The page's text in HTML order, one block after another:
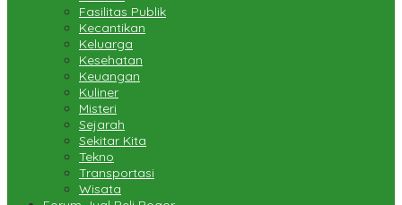
Fasilitas Publik
Kecantikan
Keluarga
Kesehatan
Keuangan
Kuliner
Misteri
Sejarah
Sekitar Kita
Tekno
Transportasi
Wisata